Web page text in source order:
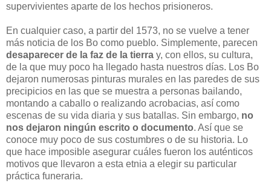
supervivientes aparte de los hechos prisioneros.
En cualquier caso, a partir del 1573, no se vuelve a tener
más noticia de los Bo como pueblo. Simplemente, parecen
desaparecer de la faz de la tierra y, con ellos, su cultura,
de la que muy poco ha llegado hasta nuestros días. Los Bo
dejaron numerosas pinturas murales en las paredes de sus
precipicios en las que se muestra a personas bailando,
montando a caballo o realizando acrobacias, así como
escenas de su vida diaria y sus batallas. Sin embargo, no
nos dejaron ningún escrito o documento. Así que se
conoce muy poco de sus costumbres o de su historia. Lo
que hace imposible asegurar cuáles fueron los auténticos
motivos que llevaron a esta etnia a elegir su particular
práctica funeraria.